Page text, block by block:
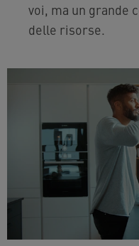
voi, ma un grande
delle risorse.